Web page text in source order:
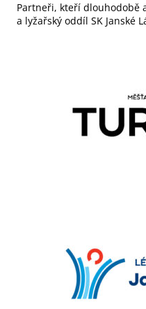
Partneři, kteří dlouhodobě
a lyžařský oddíl SK Janské